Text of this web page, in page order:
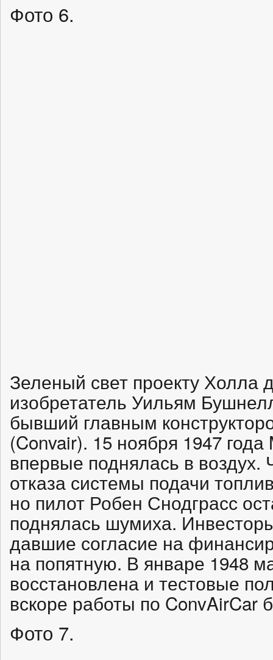
Фото 6.
Зеленый свет проекту Холла
изобретатель Уильям
бывший главным
(Convair). 15 ноября 1947
впервые поднялась в воздух.
отказа системы подачи
но пилот Робен Снодграсс
поднялась шумиха.
давшие согласие на
на попятную. В январе 1948
восстановлена и тестовые
вскоре работы по
Фото 7.